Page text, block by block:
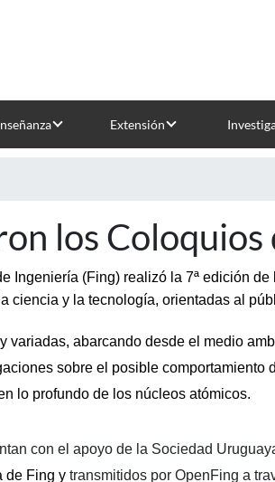
Extensión
los
Ingeniería (Fing) realizó la 7ª edición
ciencia y la tecnología, orientadas al
variadas, abarcando desde el medio
sobre el posible
lo profundo de los núcleos atómicos.
con el apoyo de la Sociedad
de Fing y transmitidos por OpenFing a